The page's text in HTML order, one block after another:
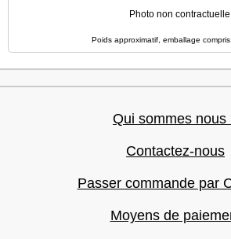
Photo non contractuelle
Poids approximatif, emballage
Qui sommes nous
Contactez-nous
Passer commande par
Moyens de